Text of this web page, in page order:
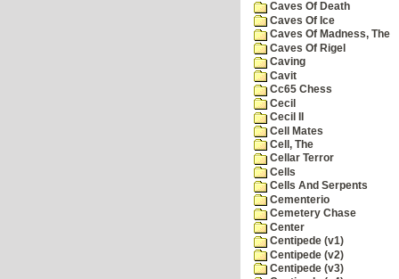
Caves Of Death
Caves Of Ice
Caves Of Madness, The
Caves Of Rigel
Caving
Cavit
Cc65 Chess
Cecil
Cecil II
Cell Mates
Cell, The
Cellar Terror
Cells
Cells And Serpents
Cementerio
Cemetery Chase
Center
Centipede (v1)
Centipede (v2)
Centipede (v3)